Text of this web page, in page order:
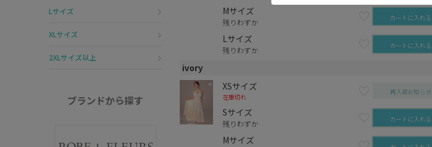
Lサイズ
XLサイズ
2XLサイズ以上
ブランドから探す
Mサイズ
残りわずか カートに入れる
Lサイズ
残りわずか カートに入れる
ivory
XSサイズ
在庫切れ
再入荷お知らせ
Sサイズ
残りわずか カートに入れる
Mサイズ